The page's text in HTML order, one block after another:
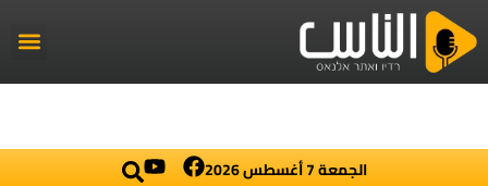
الجمعة 7 أغسطس 2026